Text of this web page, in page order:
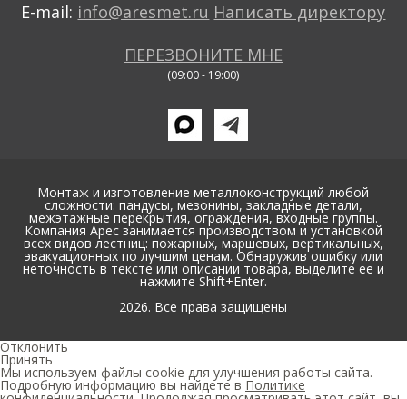
E-mail: info@aresmet.ru Написать директору
ПЕРЕЗВОНИТЕ МНЕ
(09:00 - 19:00)
Монтаж и изготовление металлоконструкций любой
сложности: пандусы, мезонины, закладные детали,
межэтажные перекрытия, ограждения, входные группы.
Компания Арес занимается производством и установкой
всех видов лестниц: пожарных, маршевых, вертикальных,
эвакуационных по лучшим ценам. Обнаружив ошибку или
неточность в тексте или описании товара, выделите ее и
нажмите Shift+Enter.
2026. Все права защищены
Отклонить
Принять
Мы используем файлы cookie для улучшения работы сайта.
Подробную информацию вы найдете в Политике